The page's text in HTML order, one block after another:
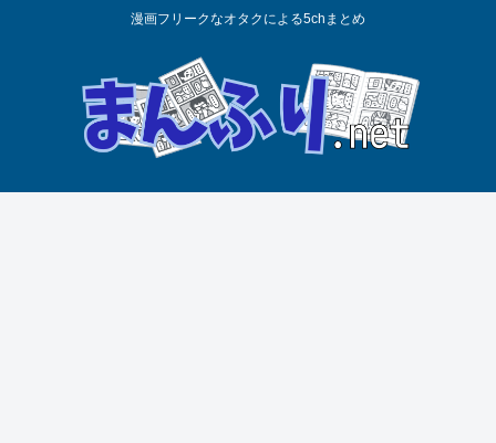
漫画フリークなオタクによる5chまとめ